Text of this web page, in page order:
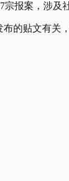
报案，涉及
的贴文有关